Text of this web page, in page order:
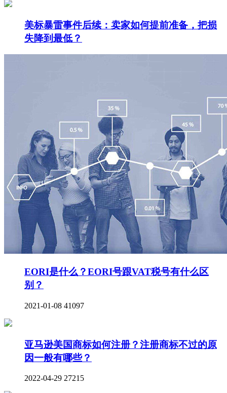
美标暴雷事件后续：卖家如何提前准备，把损
失降到最低？
EORI是什么？EORI号跟VAT税号有什么区
别？
2021-01-08 41097
亚马逊美国商标如何注册？注册商标不过的原
因一般有哪些？
2022-04-29 27215